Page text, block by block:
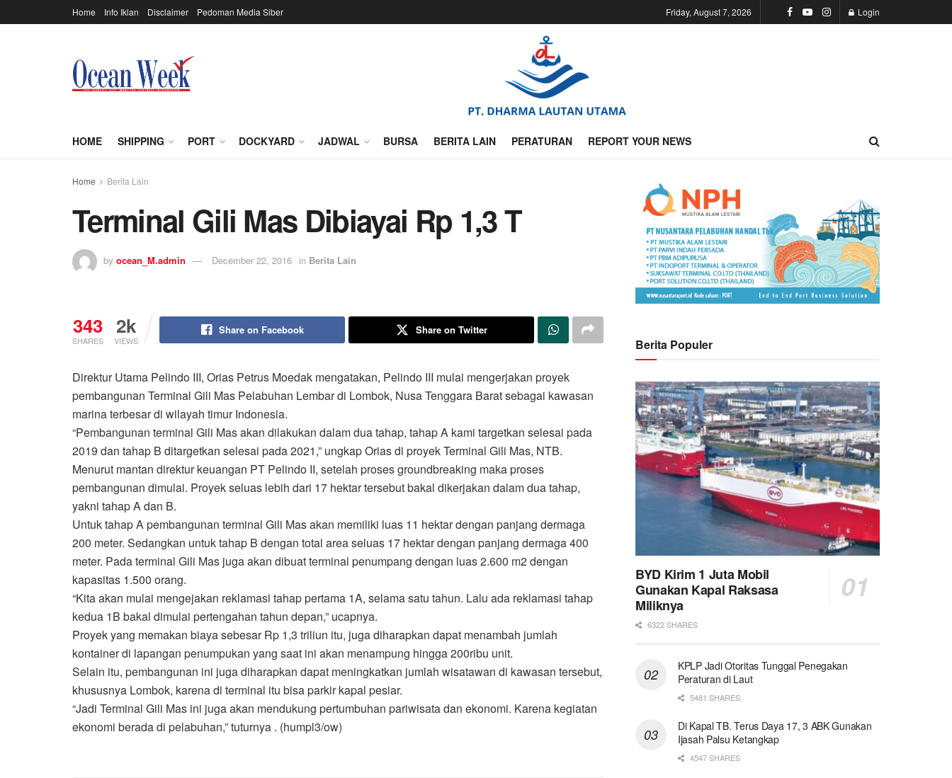
Home Info Iklan Disclaimer Pedoman Media Siber Friday, August 7, 2026 Login
HOME SHIPPING PORT DOCKYARD JADWAL BURSA BERITA LAIN PERATURAN REPORT YOUR NEWS
Home Berita Lain
Terminal Gili Mas Dibiayai Rp 1,3 T
by ocean_M.admin December 22, 2016 in Berita Lain
343
SHARES
2k
VIEWS
Share on Facebook Share on Twitter
Direktur Utama Pelindo III, Orias Petrus Moedak mengatakan, Pelindo III mulai mengerjakan proyek
pembangunan Terminal Gili Mas Pelabuhan Lembar di Lombok, Nusa Tenggara Barat sebagai kawasan
marina terbesar di wilayah timur Indonesia.
“Pembangunan terminal Gili Mas akan dilakukan dalam dua tahap, tahap A kami targetkan selesai pada
2019 dan tahap B ditargetkan selesai pada 2021,” ungkap Orias di proyek Terminal Gili Mas, NTB.
Menurut mantan direktur keuangan PT Pelindo II, setelah proses groundbreaking maka proses
pembangunan dimulai. Proyek seluas lebih dari 17 hektar tersebut bakal dikerjakan dalam dua tahap,
yakni tahap A dan B.
Untuk tahap A pembangunan terminal Gili Mas akan memiliki luas 11 hektar dengan panjang dermaga
200 meter. Sedangkan untuk tahap B dengan total area seluas 17 hektar dengan panjang dermaga 400
meter. Pada terminal Gili Mas juga akan dibuat terminal penumpang dengan luas 2.600 m2 dengan
kapasitas 1.500 orang.
“Kita akan mulai mengejakan reklamasi tahap pertama 1A, selama satu tahun. Lalu ada reklamasi tahap
kedua 1B bakal dimulai pertengahan tahun depan,” ucapnya.
Proyek yang memakan biaya sebesar Rp 1,3 triliun itu, juga diharapkan dapat menambah jumlah
kontainer di lapangan penumpukan yang saat ini akan menampung hingga 200ribu unit.
Selain itu, pembangunan ini juga diharapkan dapat meningkatkan jumlah wisatawan di kawasan tersebut,
khususnya Lombok, karena di terminal itu bisa parkir kapal pesiar.
“Jadi Terminal Gili Mas ini juga akan mendukung pertumbuhan pariwisata dan ekonomi. Karena kegiatan
ekonomi berada di pelabuhan,” tuturnya . (humpl3/ow)
Berita Populer
BYD Kirim 1 Juta Mobil
Gunakan Kapal Raksasa
Miliknya
6322 SHARES
KPLP Jadi Otoritas Tunggal Penegakan
Peraturan di Laut
5481 SHARES
Di Kapal TB. Terus Daya 17, 3 ABK Gunakan
Ijasah Palsu Ketangkap
4547 SHARES